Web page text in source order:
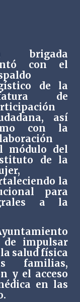
brigada
con el
de la
de
así
con la
módulo del
de la
la
para
a la
de impulsar
salud física
familias,
y el acceso
en las